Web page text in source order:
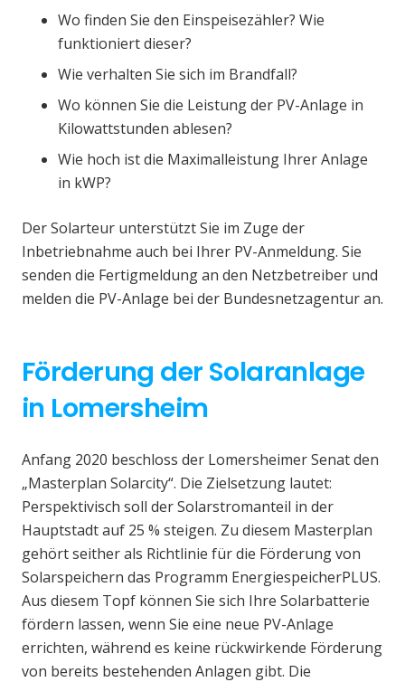
Wo finden Sie den Einspeisezähler? Wie
funktioniert dieser?
Wie verhalten Sie sich im Brandfall?
Wo können Sie die Leistung der PV-Anlage in
Kilowattstunden ablesen?
Wie hoch ist die Maximalleistung Ihrer Anlage
in kWP?
Der Solarteur unterstützt Sie im Zuge der
Inbetriebnahme auch bei Ihrer PV-Anmeldung. Sie
senden die Fertigmeldung an den Netzbetreiber und
melden die PV-Anlage bei der Bundesnetzagentur an.
Förderung der Solaranlage
in Lomersheim
Anfang 2020 beschloss der Lomersheimer Senat den
„Masterplan Solarcity“. Die Zielsetzung lautet:
Perspektivisch soll der Solarstromanteil in der
Hauptstadt auf 25 % steigen. Zu diesem Masterplan
gehört seither als Richtlinie für die Förderung von
Solarspeichern das Programm EnergiespeicherPLUS.
Aus diesem Topf können Sie sich Ihre Solarbatterie
fördern lassen, wenn Sie eine neue PV-Anlage
errichten, während es keine rückwirkende Förderung
von bereits bestehenden Anlagen gibt. Die